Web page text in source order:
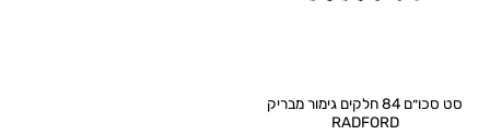
סט סכו״ם 84 חלקים גימור מבריק
RADFORD